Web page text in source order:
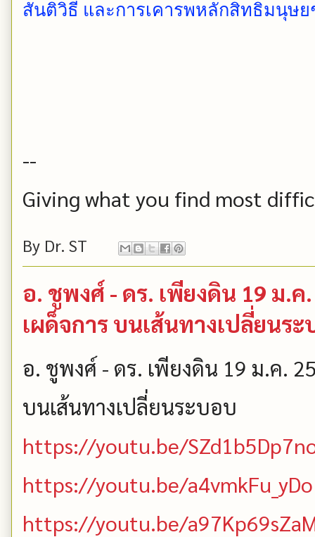
สันติวิธี และการเคารพหลักสิทธิมนุษ
--
Giving what you find most
By Dr. ST
อ. ชูพงศ์ - ดร. เพียงดิน 19 ม.
เผด็จการ บนเส้นทางเปลี่ยนร
อ. ชูพงศ์ - ดร. เพียงดิน 19 ม.ค.
บนเส้นทางเปลี่ยนระบอบ
https://youtu.be/
https://youtu.be/a4vmkFu_yDo
https://youtu.be/